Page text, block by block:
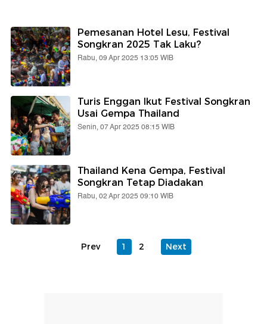
Pemesanan Hotel Lesu, Festival
Songkran 2025 Tak Laku?
Rabu, 09 Apr 2025 13:05 WIB
Turis Enggan Ikut Festival Songkran
Usai Gempa Thailand
Senin, 07 Apr 2025 08:15 WIB
Thailand Kena Gempa, Festival
Songkran Tetap Diadakan
Rabu, 02 Apr 2025 09:10 WIB
Prev 1 2 Next